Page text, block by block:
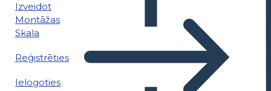
Izveidot
Montāžas
Skala
Reģistrēties
Ielogoties